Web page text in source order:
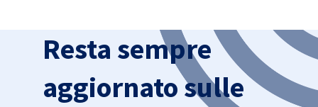
Resta sempre
aggiornato sulle